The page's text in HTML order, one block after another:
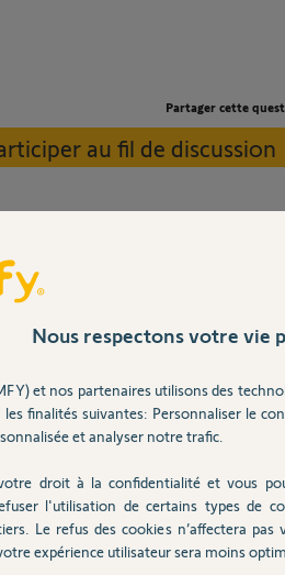
Partager cette
au fil de discussion
Nous respectons votre vie
et nos partenaires utilisons des
finalités suivantes: Personnaliser le
et analyser notre trafic.
droit à la confidentialité et vous
l'utilisation de certains types de
Le refus des cookies n’affectera
expérience utilisateur sera moins